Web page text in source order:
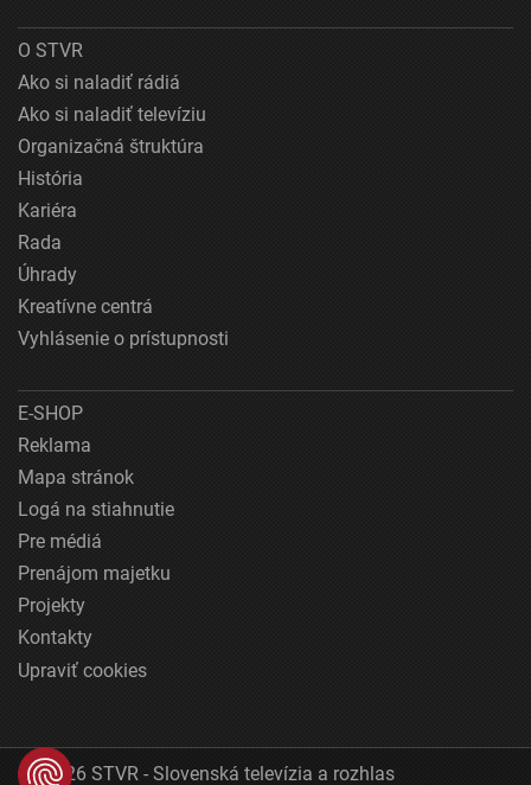
O STVR
Ako si naladiť rádiá
Ako si naladiť televíziu
Organizačná štruktúra
História
Kariéra
Rada
Úhrady
Kreatívne centrá
Vyhlásenie o prístupnosti
E-SHOP
Reklama
Mapa stránok
Logá na stiahnutie
Pre médiá
Prenájom majetku
Projekty
Kontakty
Upraviť cookies
© 2026 STVR - Slovenská televízia a rozhlas